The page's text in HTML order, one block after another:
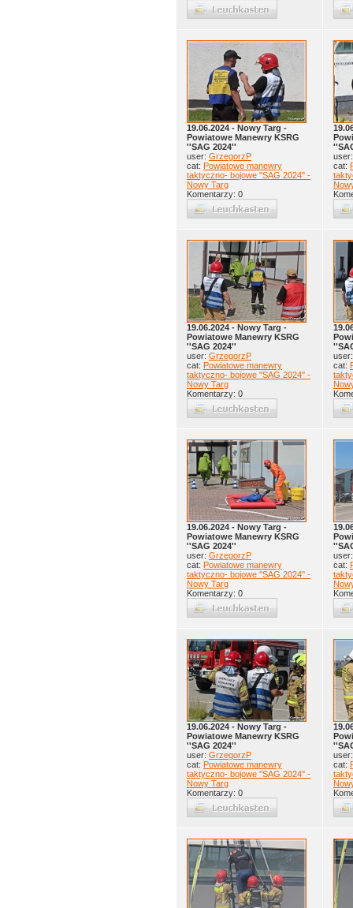
19.06.2024 - Nowy Targ -
Powiatowe Manewry KSRG
''SAG 2024''
user: GrzegorzP
cat: Powiatowe manewry
taktyczno- bojowe ''SAG 2024'' -
Nowy Targ
Komentarzy: 0
cat:
19.06.2024 - Nowy Targ -
Powiatowe Manewry KSRG
''SAG 2024''
user: GrzegorzP
cat: Powiatowe manewry
taktyczno- bojowe ''SAG 2024'' -
Nowy Targ
Komentarzy: 0
cat:
19.06.2024 - Nowy Targ -
Powiatowe Manewry KSRG
''SAG 2024''
user: GrzegorzP
cat: Powiatowe manewry
taktyczno- bojowe ''SAG 2024'' -
Nowy Targ
Komentarzy: 0
cat:
19.06.2024 - Nowy Targ -
Powiatowe Manewry KSRG
''SAG 2024''
user: GrzegorzP
cat: Powiatowe manewry
taktyczno- bojowe ''SAG 2024'' -
Nowy Targ
Komentarzy: 0
cat: